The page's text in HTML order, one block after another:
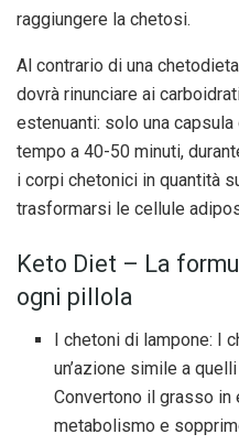
raggiungere la chetosi.
Al contrario di una
dovrà rinunciare ai
estenuanti: solo una
tempo a 40-50 minuti,
i corpi chetonici in quantità
trasformarsi le cellule
Keto Diet – La
ogni pillola
I chetoni di lampone: I
un’azione simile a
Convertono il grasso in
metabolismo e